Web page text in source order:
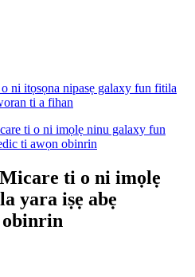
ti o ni imọlẹ
yara iṣẹ abẹ
obinrin